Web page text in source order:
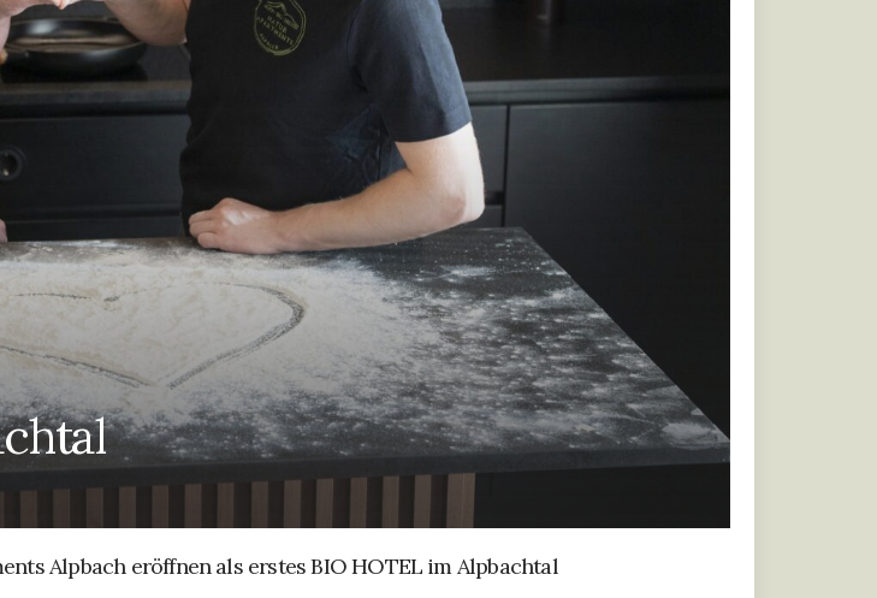
Alpbach eröffnen als erstes BIO HOTEL im Alpbachtal